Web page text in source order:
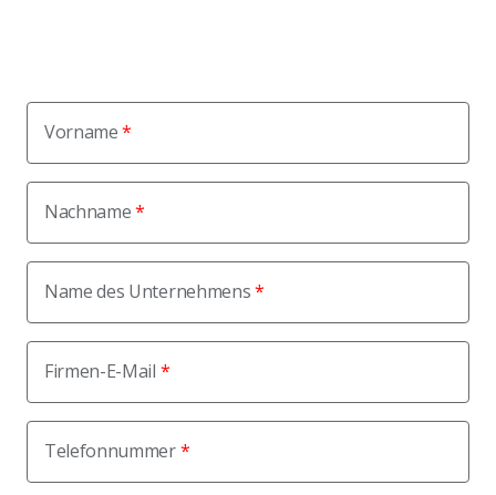
Vorname
Nachname
Name des Unternehmens
Firmen-E-Mail
Telefonnummer